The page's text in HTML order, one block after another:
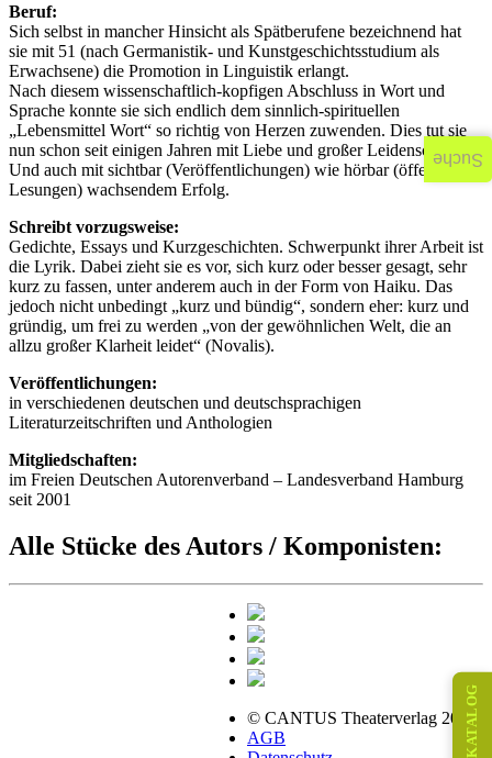
Beruf:
Sich selbst in mancher Hinsicht als Spätberufene bezeichnend hat
sie mit 51 (nach Germanistik- und Kunstgeschichtsstudium als
Erwachsene) die Promotion in Linguistik erlangt.
Nach diesem wissenschaftlich-kopfigen Abschluss in Wort und
Sprache konnte sie sich endlich dem sinnlich-spirituellen
„Lebensmittel Wort“ so richtig von Herzen zuwenden. Dies tut sie
nun schon seit einigen Jahren mit Liebe und großer Leidenschaft.
Und auch mit sichtbar (Veröffentlichungen) wie hörbar (öffentliche
Lesungen) wachsendem Erfolg.
Schreibt vorzugsweise:
Gedichte, Essays und Kurzgeschichten. Schwerpunkt ihrer Arbeit ist
die Lyrik. Dabei zieht sie es vor, sich kurz oder besser gesagt, sehr
kurz zu fassen, unter anderem auch in der Form von Haiku. Das
jedoch nicht unbedingt „kurz und bündig“, sondern eher: kurz und
gründig, um frei zu werden „von der gewöhnlichen Welt, die an
allzu großer Klarheit leidet“ (Novalis).
Veröffentlichungen:
in verschiedenen deutschen und deutschsprachigen
Literaturzeitschriften und Anthologien
Mitgliedschaften:
im Freien Deutschen Autorenverband – Landesverband Hamburg
seit 2001
Alle Stücke des Autors / Komponisten:
© CANTUS Theaterverlag 2026
AGB
KATALOG
Suche